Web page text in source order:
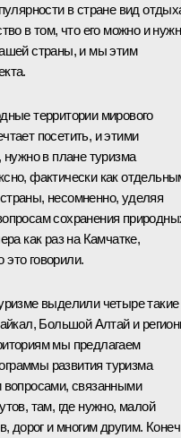
в стране вид
в том, что его можно и
страны, и мы этим
территории мирового
посетить, и этими
нужно в плане туризма
фактически как
несомненно, уделяя
сохранения
как раз на Камчатке,
говорили.
выделили четыре такие
Большой Алтай и
мы предлагаем
развития туризма
вопросами, связанными
там, где нужно, малой
дорог и многим другим.